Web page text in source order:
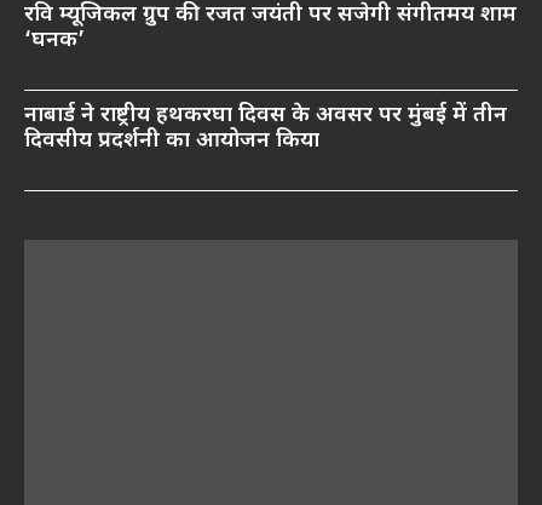
रवि म्यूजिकल ग्रुप की रजत जयंती पर सजेगी संगीतमय शाम
‘घनक’
नाबार्ड ने राष्ट्रीय हथकरघा दिवस के अवसर पर मुंबई में तीन
दिवसीय प्रदर्शनी का आयोजन किया